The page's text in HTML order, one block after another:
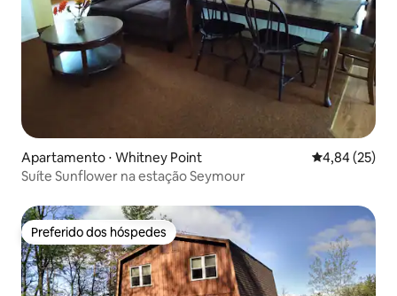
Apartamento ⋅ Whitney Point 4,84 de uma
4,84 (25)
Suíte Sunflower na estação Seymour
Preferido dos hóspedes
Preferido dos hóspedes